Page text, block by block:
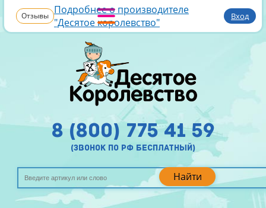
Отзывы Подробнее о производителе
"Десятое королевство"
Вход
Найти
8 (800) 775 41 59
(звонок по рф бесплатный)